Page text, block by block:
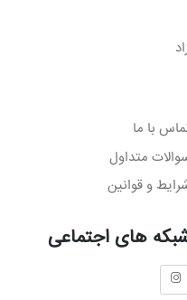
با ما
متداول
و قوانین
های اجتماعی